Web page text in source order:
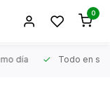
0
día Todo en